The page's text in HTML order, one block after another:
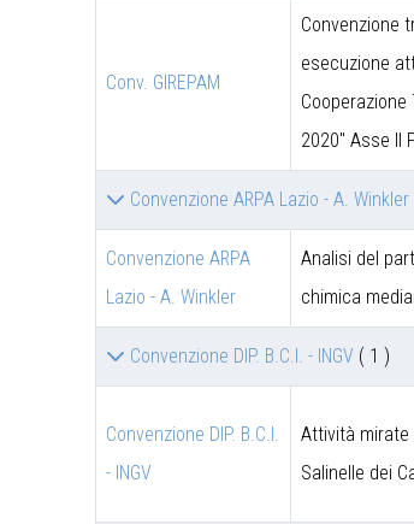
Conv. GIREPAM
Convenzione
esecuzione
2020" Asse II
Convenzione ARPA Lazio - A. Winkler
Convenzione ARPA
Lazio - A. Winkler
Analisi del
chimica
Convenzione DIP. B.C.I. - INGV ( 1 )
Convenzione DIP. B.C.I.
- INGV
Attività mirate
Salinelle dei